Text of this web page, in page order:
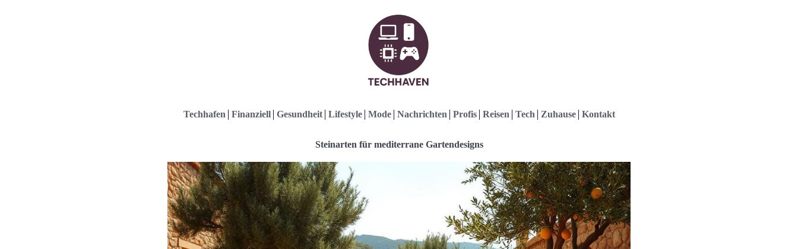
Techhafen Finanziell Gesundheit Lifestyle Mode Nachrichten Profis Reisen Tech Zuhause Kontakt
Steinarten für mediterrane Gartendesigns